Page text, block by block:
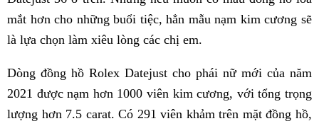
mắt hơn cho những buổi tiệc, hẳn mẫu nạm kim cương sẽ
là lựa chọn làm xiêu lòng các chị em.
Dòng đồng hồ Rolex Datejust cho phái nữ mới của năm
2021 được nạm hơn 1000 viên kim cương, với tổng trọng
lượng hơn 7.5 carat. Có 291 viên khảm trên mặt đồng hồ,